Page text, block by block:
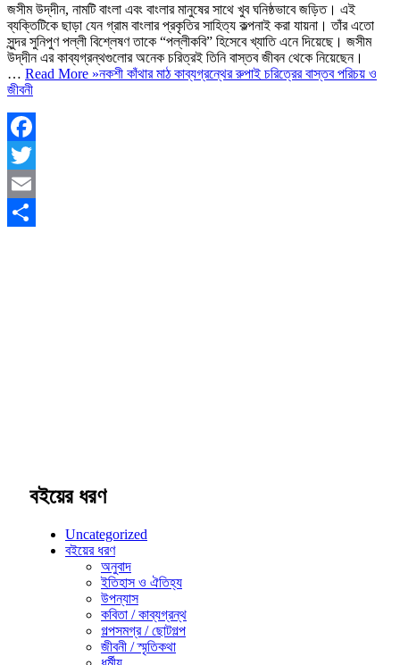
জসীম উদ্‌দীন, নামটি বাংলা এবং বাংলার মানুষের সাথে খুব ঘনিষ্ঠভাবে জড়িত। এই
ব্যক্তিটিকে ছাড়া যেন গ্রাম বাংলার প্রকৃতির সাহিত্য কল্পনাই করা যায়না। তাঁর এতো
সুন্দর সুনিপুণ পল্লী বিশ্লেষণ তাকে “পল্লীকবি” হিসেবে খ্যাতি এনে দিয়েছে। জসীম
উদ্‌দীন এর কাব্যগ্রন্থগুলোর অনেক চরিত্রই তিনি বাস্তব জীবন থেকে নিয়েছেন।
… Read More »নকশী কাঁথার মাঠ কাব্যগ্রন্থের রুপাই চরিত্রের বাস্তব পরিচয় ও
জীবনী
Facebook
Twitter
Email
বইয়ের ধরণ
Uncategorized
বইয়ের ধরণ
অনুবাদ
ইতিহাস ও ঐতিহ্য
উপন্যাস
কবিতা / কাব্যগ্রন্থ
গল্পসমগ্র / ছোটগল্প
জীবনী / স্মৃতিকথা